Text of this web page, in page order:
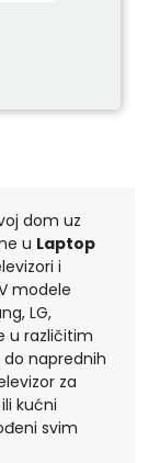
dom uz
u Laptop
i
modele
LG,
u različitim
do naprednih
za
kućni
svim